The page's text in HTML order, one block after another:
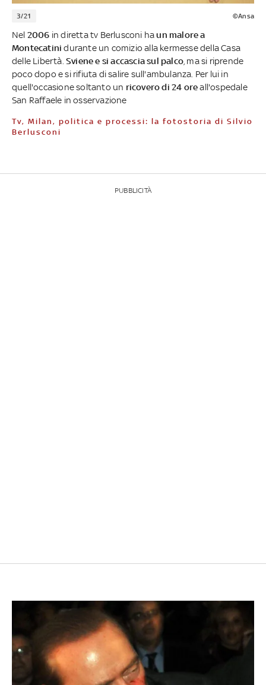
3/21 ©Ansa
Nel 2006 in diretta tv Berlusconi haun malore a
Montecatinidurante un comizio alla kermesse della Casa
delle Libertà. Sviene e si accascia sul palco , ma si riprende
poco dopo e si rifiuta di salire sull'ambulanza. Per lui in
quell'occasione soltanto un ricovero di 24 oreall'ospedale
San Raffaele in osservazione
Tv, Milan, politica e processi: la fotostoria di Silvio
Berlusconi
PUBBLICITÀ